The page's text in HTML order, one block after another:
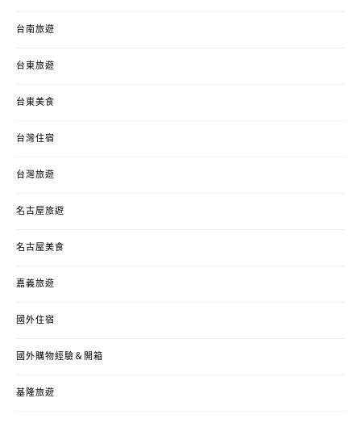
台南旅遊
台東旅遊
台東美食
台灣住宿
台灣旅遊
名古屋旅遊
名古屋美食
嘉義旅遊
國外住宿
國外購物經驗＆開箱
基隆旅遊